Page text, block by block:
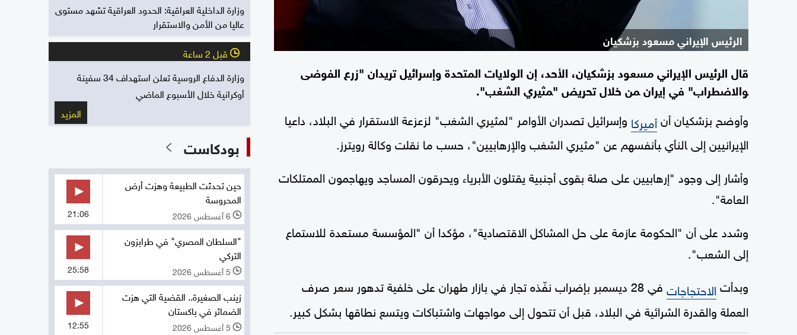
الرئيس ‌الإيراني مسعود ⁠بزشكيان
قال الرئيس ‌الإيراني مسعود ⁠بزشكيان، الأحد، إن ‌الولايات ​المتحدة وإسرائيل تريدان "زرع ​الفوضى
‍والاضطراب" في إيران ‍من ⁠خلال تحريض "‍مثيري الشغب".
وأوضح بزشكيان أنأميركا وإسرائيل تصدران الأوامر "لمثيري الشغب" لزعزعة الاستقرار في البلاد، داعيا
الإيرانيين ‌إلى ‍النأي ‍بأنفسهم عن "مثيري ‌الشغب والإرهابيين"، حسب ما نقلت وكالة رويترز.
وأشار إلى وجود "إرهابيين على صلة بقوى أجنبية يقتلون الأبرياء ويحرقون المساجد ويهاجمون الممتلكات
العامة".
وشدد على أن "الحكومة عازمة على حل المشاكل الاقتصادية"، مؤكدا أن "المؤسسة مستعدة للاستماع
إلى الشعب".
وبدأت الاحتجاجات
في 28 ديسمبر بإضراب نفّذه تجار في بازار طهران على خلفية تدهور سعر صرف
العملة والقدرة الشرائية في البلاد، قبل أن تتحول إلى مواجهات واشتباكات ويتسع نطاقها بشكل كبير.
وزارة الداخلية العراقية: الحدود العراقية تشهد مستوى
عاليا من الأمن والاستقرار
l قبل 2 ساعة
وزارة الدفاع الروسية تعلن استهداف 34 سفينة
أوكرانية خلال الأسبوع الماضي
المزيد
بودكاست
حين تحدثت الطبيعة وهزت أرض
المحروسة
l 6 أغسطس 2026 21:06
"السلطان المصري" في طرابزون
التركي
l 5 أغسطس 2026 25:58
زينب الصغيرة.. القضية التي هزت
الضمائر في باكستان
l 5 أغسطس 2026 12:55